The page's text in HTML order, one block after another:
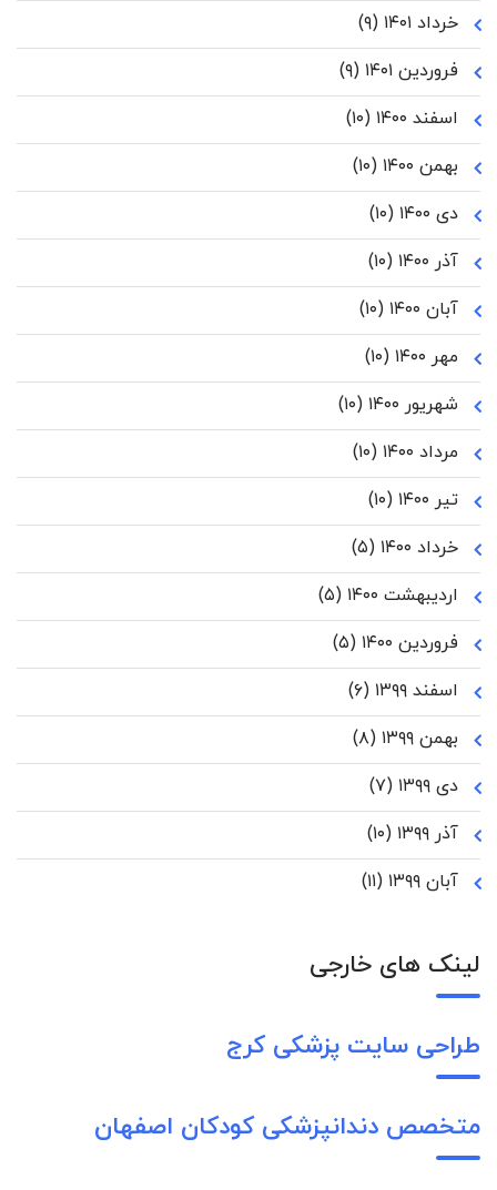
خرداد ۱۴۰۱
(۹)
فروردین ۱۴۰۱
(۹)
اسفند ۱۴۰۰
(۱۰)
بهمن ۱۴۰۰
(۱۰)
دی ۱۴۰۰
(۱۰)
آذر ۱۴۰۰
(۱۰)
آبان ۱۴۰۰
(۱۰)
مهر ۱۴۰۰
(۱۰)
شهریور ۱۴۰۰
(۱۰)
مرداد ۱۴۰۰
(۱۰)
تیر ۱۴۰۰
(۱۰)
خرداد ۱۴۰۰
(۵)
اردیبهشت ۱۴۰۰
(۵)
فروردین ۱۴۰۰
(۵)
اسفند ۱۳۹۹
(۶)
بهمن ۱۳۹۹
(۸)
دی ۱۳۹۹
(۷)
آذر ۱۳۹۹
(۱۰)
آبان ۱۳۹۹
(۱۱)
لینک های خارجی
طراحی سایت پزشکی کرج
متخصص دندانپزشکی کودکان اصفهان